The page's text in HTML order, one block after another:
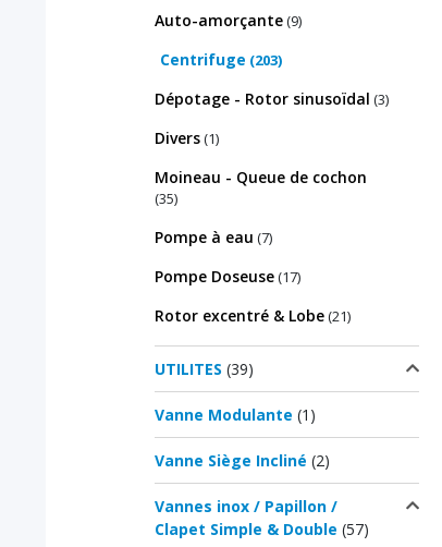
Auto-amorçante(9)
Centrifuge (203)
Dépotage - Rotor sinusoïdal (3)
Divers(1)
Moineau - Queue de cochon
(35)
Pompe à eau (7)
Pompe Doseuse(17)
Rotor excentré & Lobe(21)
UTILITES (39)
Vanne Modulante (1)
Vanne Siège Incliné (2)
Vannes inox / Papillon /
Clapet Simple & Double (57)